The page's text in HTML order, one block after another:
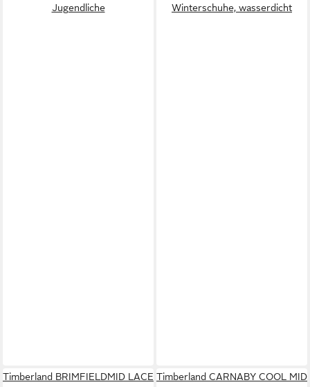
Jugendliche
Winterschuhe, wasserdicht
Timberland BRIMFIELDMID LACE Timberland CARNABY COOL MID